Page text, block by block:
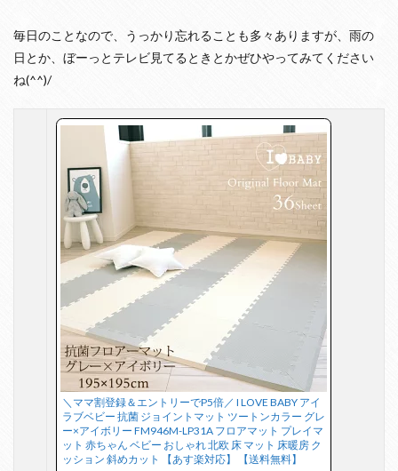
毎日のことなので、うっかり忘れることも多々ありますが、雨の
日とか、ぼーっとテレビ見てるときとかぜひやってみてください
ね(^^)/
＼ママ割登録＆エントリーでP5倍／ I LOVE BABY アイ
ラブベビー 抗菌 ジョイントマット ツートンカラー グレ
ー×アイボリー FM946M-LP31A フロアマット プレイマ
ット 赤ちゃん ベビー おしゃれ 北欧 床 マット 床暖房 ク
ッション 斜めカット 【あす楽対応】 【送料無料】